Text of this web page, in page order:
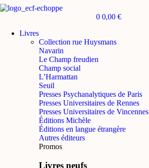
0 0,00 €
Livres
Collection rue Huysmans
Navarin
Le Champ freudien
Champ social
L’Harmattan
Seuil
Presses Psychanalytiques de Paris
Presses Universitaires de Rennes
Presses Universitaires de Vincennes
Éditions Michèle
Éditions en langue étrangère
Autres éditeurs
Promos
Livres neufs